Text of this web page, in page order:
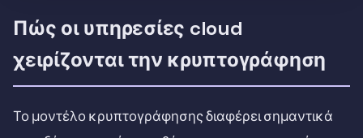
Πώς οι υπηρεσίες cloud
χειρίζονται την κρυπτογράφηση
Το μοντέλο κρυπτογράφησης διαφέρει σημαντικά